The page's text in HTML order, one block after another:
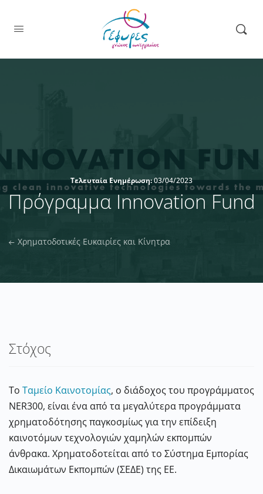
Τελευταία Ενημέρωση:03/04/2023
Πρόγραμμα Innovation Fund
Χρηματοδοτικές Ευκαιρίες και Κίνητρα
Στόχος
Το Ταμείο Καινοτομίας, ο διάδοχος του προγράμματος
NER300, είναι ένα από τα μεγαλύτερα προγράμματα
χρηματοδότησης παγκοσμίως για την επίδειξη
καινοτόμων τεχνολογιών χαμηλών εκπομπών
άνθρακα. Χρηματοδοτείται από το Σύστημα Εμπορίας
Δικαιωμάτων Εκπομπών (ΣΕΔΕ) της ΕΕ.